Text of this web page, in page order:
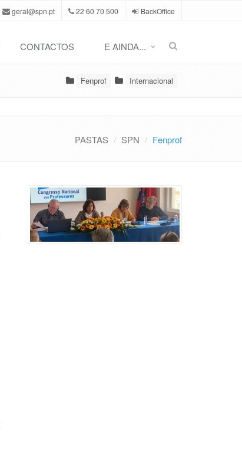
geral@spn.pt 22 60 70 500 BackOffice
CONTACTOS E AINDA...
Fenprof Internacional
PASTAS SPN Fenprof